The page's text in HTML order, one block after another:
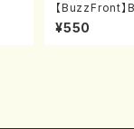
【BuzzFront
ampler vol.1
¥550